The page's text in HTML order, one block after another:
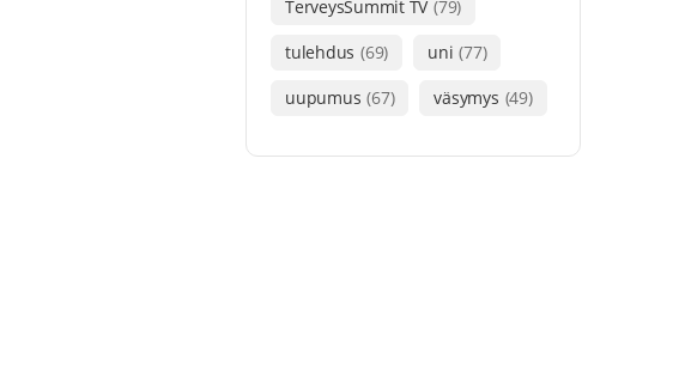
TerveysSummit TV (79)
tulehdus (69) uni (77)
uupumus (67) väsymys (49)